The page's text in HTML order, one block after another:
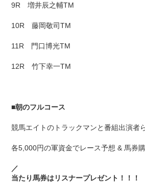
9R 増井辰之輔TM
10R 藤岡敬司TM
11R 門口博光TM
12R 竹下幸一TM
■朝のフルコース
競馬エイトのトラックマンと番組出演者
各5,000円の軍資金でレース予想 & 馬券購
／
当たり馬券はリスナープレゼント！！！